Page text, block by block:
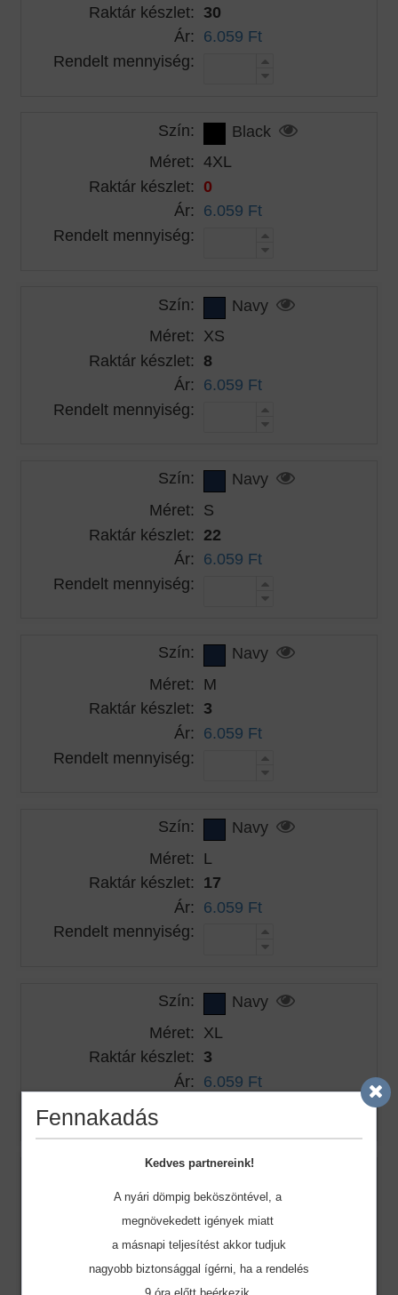
Raktár készlet: 30
Ár: 6.059 Ft
Rendelt mennyiség:
Szín:
Black
Méret: 4XL
Raktár készlet: 0
Ár: 6.059 Ft
Rendelt mennyiség:
Szín:
Navy
Méret: XS
Raktár készlet: 8
Ár: 6.059 Ft
Rendelt mennyiség:
Szín:
Navy
Méret: S
Raktár készlet: 22
Ár: 6.059 Ft
Rendelt mennyiség:
Szín:
Navy
Méret: M
Raktár készlet: 3
Ár: 6.059 Ft
Rendelt mennyiség:
Szín:
Navy
Méret: L
Raktár készlet: 17
Ár: 6.059 Ft
Rendelt mennyiség:
Szín:
Navy
Méret: XL
Raktár készlet: 3
Ár: 6.059 Ft
Rendelt mennyiség:
Szín:
Méret: 2XL
Raktár készlet: 24
Ár: 6.059 Ft
Rendelt mennyiség:
Fennakadás
Kedves partnereink!
A nyári dömpig beköszöntével, a
megnövekedett igények miatt
a másnapi teljesítést akkor tudjuk
nagyobb biztonsággal ígérni, ha a rendelés